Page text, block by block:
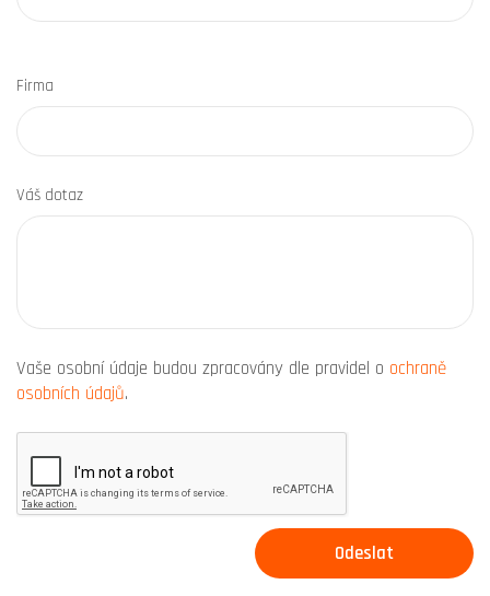
Firma
Váš dotaz
Vaše osobní údaje budou zpracovány dle pravidel o ochraně
osobních údajů.